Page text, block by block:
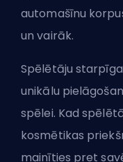
automašīnu
un vairāk.
Spēlētāju
unikālu
spēlei. Kad
kosmētikas
mainīties pret